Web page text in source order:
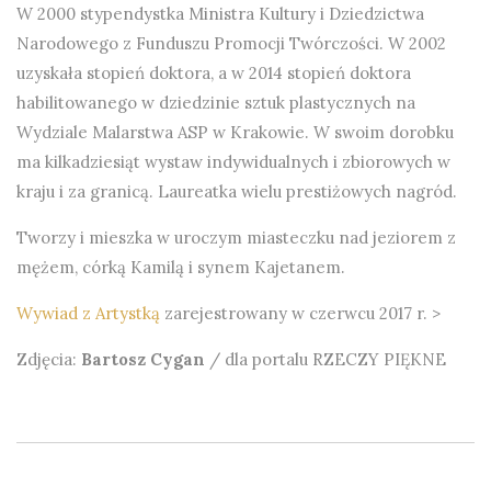
W 2000 stypendystka Ministra Kultury i Dziedzictwa
Narodowego z Funduszu Promocji Twórczości. W 2002
uzyskała stopień doktora, a w 2014 stopień doktora
habilitowanego w dziedzinie sztuk plastycznych na
Wydziale Malarstwa ASP w Krakowie. W swoim dorobku
ma kilkadziesiąt wystaw indywidualnych i zbiorowych w
kraju i za granicą. Laureatka wielu prestiżowych nagród.
Tworzy i mieszka w uroczym miasteczku nad jeziorem z
mężem, córką Kamilą i synem Kajetanem.
Wywiad z Artystką zarejestrowany w czerwcu 2017 r. >
Zdjęcia: Bartosz Cygan / dla portalu RZECZY PIĘKNE